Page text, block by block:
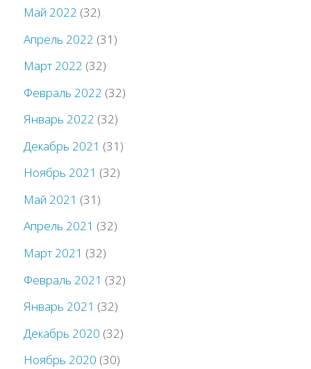
Май 2022 (32)
Апрель 2022 (31)
Март 2022 (32)
Февраль 2022 (32)
Январь 2022 (32)
Декабрь 2021 (31)
Ноябрь 2021 (32)
Май 2021 (31)
Апрель 2021 (32)
Март 2021 (32)
Февраль 2021 (32)
Январь 2021 (32)
Декабрь 2020 (32)
Ноябрь 2020 (30)